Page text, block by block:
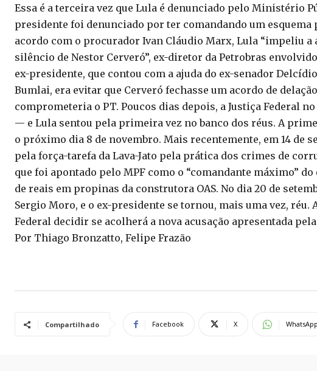
Essa é a terceira vez que Lula é denunciado pelo Ministério
presidente foi denunciado por ter comandando um esquema
acordo com o procurador Ivan Cláudio Marx, Lula “impeliu a
silêncio de Nestor Cerveró”, ex-diretor da Petrobras
ex-presidente, que contou com a ajuda do ex-senador
Bumlai, era evitar que Cerveró fechasse um acordo de
comprometeria o PT. Poucos dias depois, a Justiça Federal
— e Lula sentou pela primeira vez no banco dos réus. A
o próximo dia 8 de novembro. Mais recentemente, em 14 de
pela força-tarefa da Lava-Jato pela prática dos crimes de
que foi apontado pelo MPF como o “comandante máximo”
de reais em propinas da construtora OAS. No dia 20 de
Sergio Moro, e o ex-presidente se tornou, mais uma vez, réu.
Federal decidir se acolherá a nova acusação apresentada
Por Thiago Bronzatto, Felipe Frazão
Compartilhado Facebook X WhatsApp